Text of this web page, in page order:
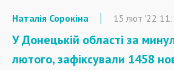
Наталія Сорокіна 15 лют '22
У Донецькій області за
лютого, зафіксували 1458